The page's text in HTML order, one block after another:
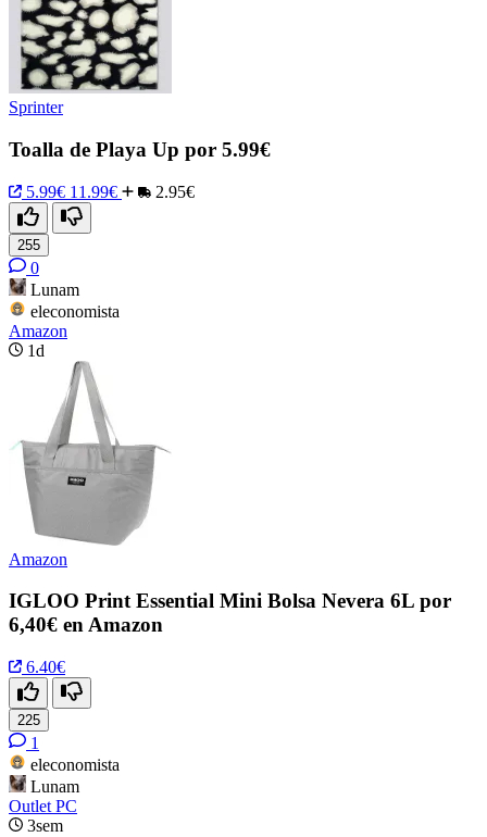
Sprinter
Toalla de Playa Up por 5.99€
5.99€ 11.99€ 2.95€
255
0
Lunam
eleconomista
Amazon
1d
Amazon
IGLOO Print Essential Mini Bolsa Nevera 6L por
6,40€ en Amazon
6.40€
225
1
eleconomista
Lunam
Outlet PC
3sem